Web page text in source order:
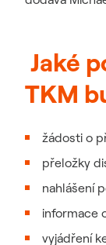
Jaké
TKM
žádosti o
přeložky
nahlášení
informace
vyjádření